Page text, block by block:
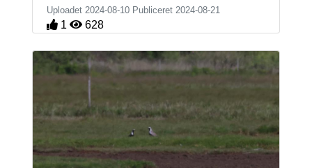
Uploadet 2024-08-10 Publiceret 2024-08-21
1 628